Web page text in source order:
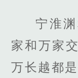
宁淮
家和万家
万长越都